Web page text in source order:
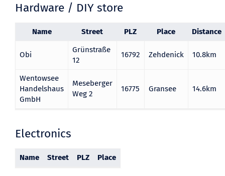
Hardware / DIY store
Name Street PLZ Place Distance
Obi
Grünstraße
12
16792 Zehdenick 10.8km
Wentowsee
Handelshaus
GmbH
Meseberger
Weg 2
16775 Gransee 14.6km
Electronics
Name Street PLZ Place